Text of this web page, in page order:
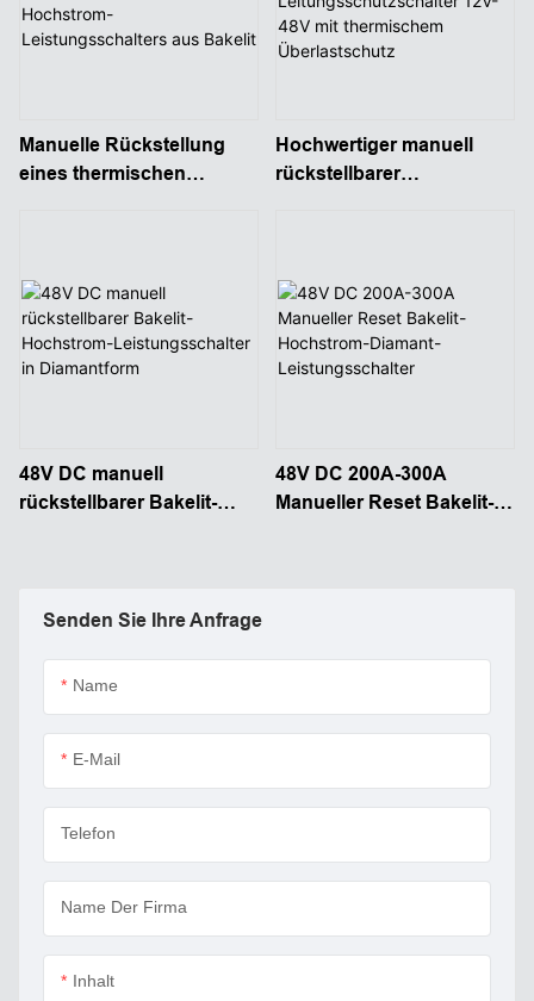
Senden Sie Ihre Anfrage
Name
E-Mail
Telefon
Name Der Firma
Inhalt
Manuelle Rückstellung
eines thermischen
Hochwertiger manuell
rückstellbarer
48V DC manuell
rückstellbarer Bakelit-
48V DC 200A-300A
Manueller Reset Bakelit-